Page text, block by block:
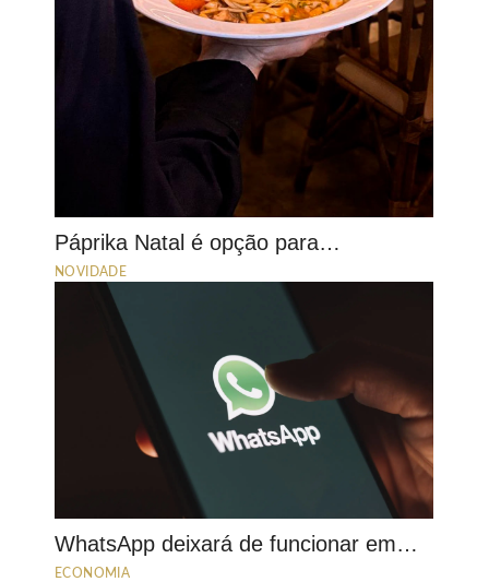
Páprika Natal é opção para…
NOVIDADE
WhatsApp deixará de funcionar em…
ECONOMIA